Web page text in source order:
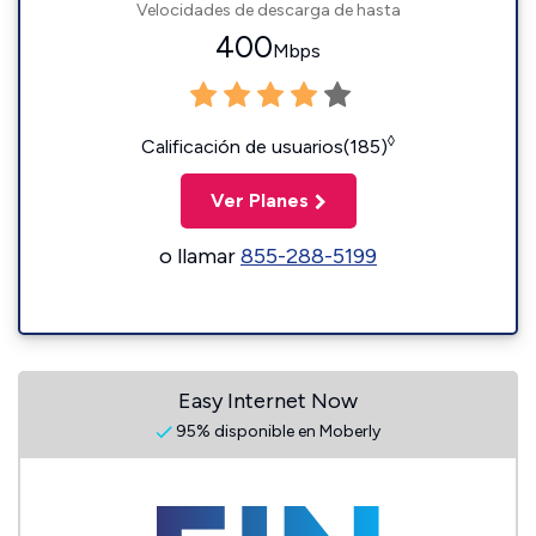
Velocidades de descarga de hasta
400Mbps
Calificación de usuarios(185)◊
Ver Planes
o llamar855-288-5199
Easy Internet Now
95% disponible en Moberly